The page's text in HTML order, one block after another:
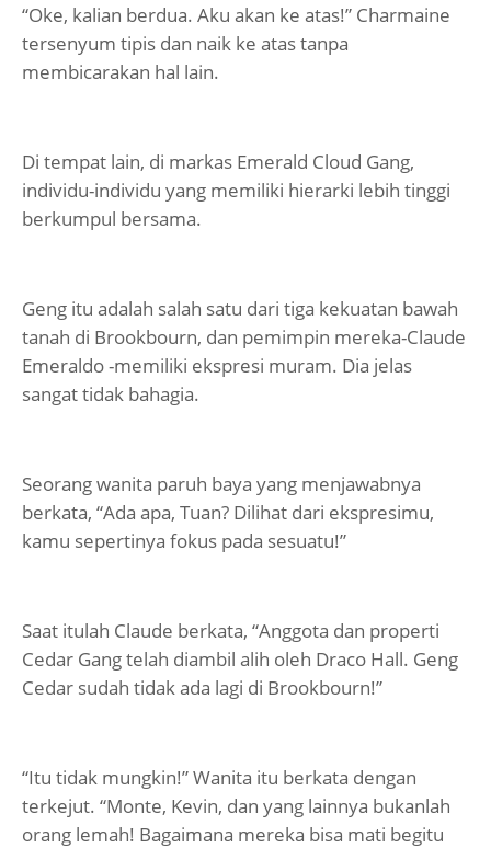
“Oke, kalian berdua. Aku akan ke atas!” Charmaine
tersenyum tipis dan naik ke atas tanpa
membicarakan hal lain.
Di tempat lain, di markas Emerald Cloud Gang,
individu-individu yang memiliki hierarki lebih tinggi
berkumpul bersama.
Geng itu adalah salah satu dari tiga kekuatan bawah
tanah di Brookbourn, dan pemimpin mereka-Claude
Emeraldo -memiliki ekspresi muram. Dia jelas
sangat tidak bahagia.
Seorang wanita paruh baya yang menjawabnya
berkata, “Ada apa, Tuan? Dilihat dari ekspresimu,
kamu sepertinya fokus pada sesuatu!”
Saat itulah Claude berkata, “Anggota dan properti
Cedar Gang telah diambil alih oleh Draco Hall. Geng
Cedar sudah tidak ada lagi di Brookbourn!”
“Itu tidak mungkin!” Wanita itu berkata dengan
terkejut. “Monte, Kevin, dan yang lainnya bukanlah
orang lemah! Bagaimana mereka bisa mati begitu